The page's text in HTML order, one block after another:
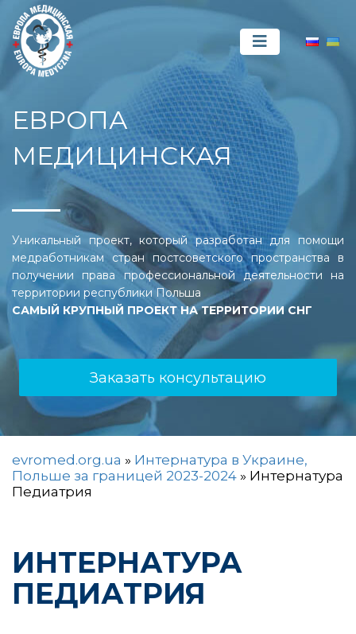
ЕВРОПА
МЕДИЦИНСКАЯ
Уникальный проект, который разработан для помощи
медработникам стран постсоветского пространства в
получении права профессиональной деятельности на
территории республики Польша
САМЫЙ КРУПНЫЙ ПРОЕКТ НА ТЕРРИТОРИИ СНГ
Заказать консультацию
evromed.org.ua » Интернатура в Украине,
Польше за границей 2023-2024 » Интернатура
Педиатрия
ИНТЕРНАТУРА
ПЕДИАТРИЯ